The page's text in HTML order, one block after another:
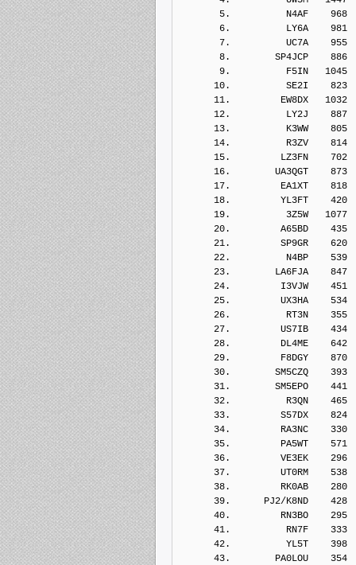
5.          N4AF    968
6.          LY6A    981
7.          UC7A    955
8.        SP4JCP    886
9.          F5IN   1045
10.          SE2I    823
11.         EW8DX   1032
12.          LY2J    887
13.          K3WW    805
14.          R3ZV    814
15.         LZ3FN    702
16.        UA3QGT    873
17.         EA1XT    818
18.         YL3FT    420
19.          3Z5W   1077
20.         A65BD    435
21.         SP9GR    620
22.          N4BP    539
23.        LA6FJA    847
24.         I3VJW    451
25.         UX3HA    534
26.          RT3N    355
27.         US7IB    434
28.         DL4ME    642
29.         F8DGY    870
30.        SM5CZQ    393
31.        SM5EPO    441
32.          R3QN    465
33.         S57DX    824
34.         RA3NC    330
35.         PA5WT    571
36.         VE3EK    296
37.         UT0RM    538
38.         RK0AB    280
39.      PJ2/K8ND    428
40.         RN3BO    295
41.          RN7F    333
42.          YL5T    398
43.        PA0LOU    354